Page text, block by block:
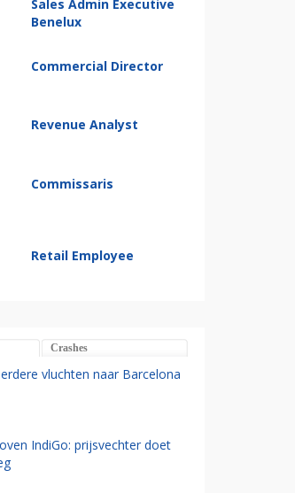
Sales Admin Executive
Benelux
Commercial Director
Revenue Analyst
Commissaris
Retail Employee
Crashes
vluchten naar Barcelona
IndiGo: prijsvechter doet